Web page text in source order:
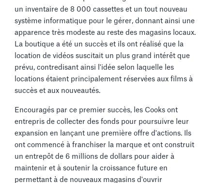
un inventaire de 8 000 cassettes et un tout nouveau
système informatique pour le gérer, donnant ainsi une
apparence très modeste au reste des magasins locaux.
La boutique a été un succès et ils ont réalisé que la
location de vidéos suscitait un plus grand intérêt que
prévu, contredisant ainsi l'idée selon laquelle les
locations étaient principalement réservées aux films à
succès et aux nouveautés.
Encouragés par ce premier succès, les Cooks ont
entrepris de collecter des fonds pour poursuivre leur
expansion en lançant une première offre d'actions. Ils
ont commencé à franchiser la marque et ont construit
un entrepôt de 6 millions de dollars pour aider à
maintenir et à soutenir la croissance future en
permettant à de nouveaux magasins d'ouvrir